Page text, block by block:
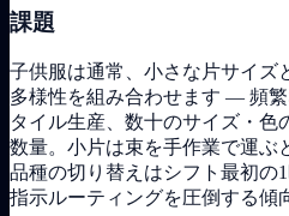
課題
子供服は通常、小さな片サイズ
多様性を組み合わせます — 頻
タイル生産、数十のサイズ・色
数量。小片は束を手作業で運ぶ
品種の切り替えはシフト最初の
指示ルーティングを圧倒する傾